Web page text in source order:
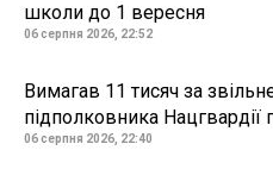
школи до 1 вересня
06 серпня 2026, 22:52
Вимагав 11 тисяч за
підполковника Нацгвардії
06 серпня 2026, 22:40